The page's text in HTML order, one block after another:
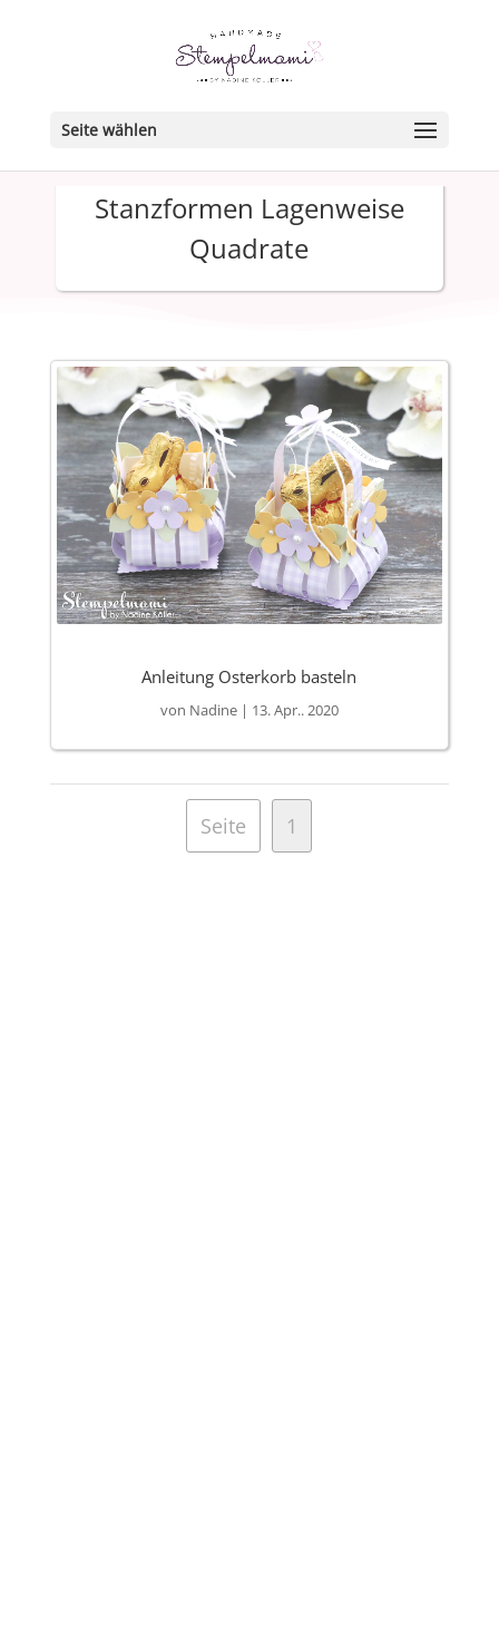
Seite wählen
Stanzformen Lagenweise
Quadrate
Anleitung Osterkorb basteln
von Nadine| 13. Apr.. 2020
Seite 1